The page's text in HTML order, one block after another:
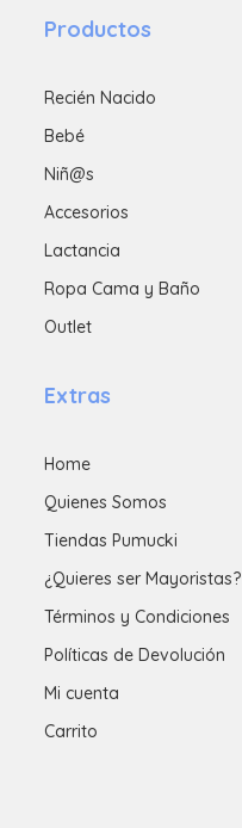
Productos
Recién Nacido
Bebé
Niñ@s
Accesorios
Lactancia
Ropa Cama y Baño
Outlet
Extras
Home
Quienes Somos
Tiendas Pumucki
¿Quieres ser Mayoristas?
Términos y Condiciones
Políticas de Devolución
Mi cuenta
Carrito